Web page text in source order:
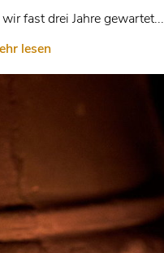
fast drei Jahre gewartet...
lesen